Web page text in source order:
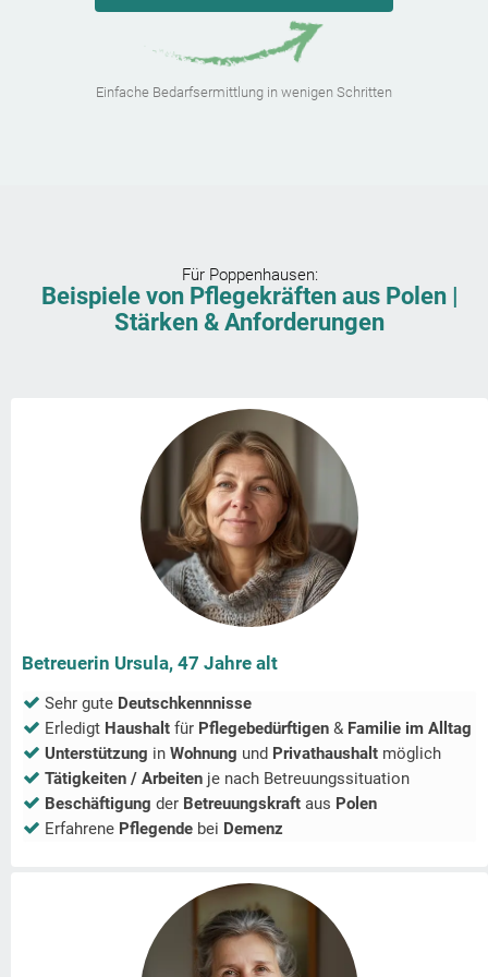
Einfache Bedarfsermittlung in wenigen Schritten
Für Poppenhausen:
Beispiele von Pflegekräften aus Polen |
Stärken & Anforderungen
Betreuerin Ursula, 47 Jahre alt
Sehr gute Deutschkennnisse
Erledigt Haushalt für Pflegebedürftigen & Familie im Alltag
Unterstützung in Wohnung und Privathaushalt möglich
Tätigkeiten / Arbeiten je nach Betreuungssituation
Beschäftigung der Betreuungskraft aus Polen
Erfahrene Pflegende bei Demenz